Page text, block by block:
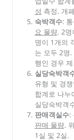
성 측정. 개
숙박객수:
요 물량. 2명
명이 1개의
는 모두 2명
행인 경우
실당숙박객
유형 및 경
합계로 나누
실당숙박객
판매객실수:
판매 물량.
1실 및 2실.